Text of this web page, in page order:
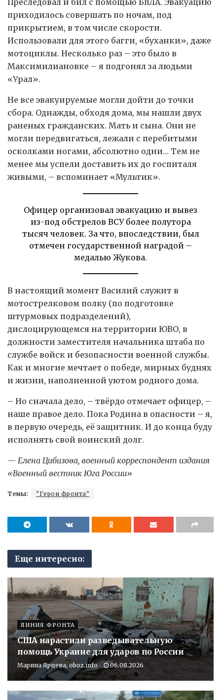
приходилось совершать по ночам, под
прикрытием, в том числе скорости.
Использовали для этого багги, «буханки», даже
мотоциклы. Несколько раз – это было в
Максимилиановке – я подгонял за людьми
«Урал».
Не все эвакуируемые могли дойти до точки
сбора. Однажды, обходя дома, мы нашли двух
раненых гражданских. Мать и сына. Они не
могли передвигаться, лежали с перебитыми
осколками ногами, абсолютно одни… Тем не
менее мы успели доставить их до госпиталя
живыми, – вспоминает «Мультик».
Офицер организовал эвакуацию и вывез
из-под обстрелов ВСУ более полутора
тысяч человек. За что, впоследствии, был
отмечен государственной наградой –
медалью Жукова.
В настоящий момент Василий служит в
мотострелковом полку (по подготовке
штурмовых подразделений),
дислоцирующемся на территории ЮВО, в
должности заместителя начальника штаба по
службе войск и безопасности военной службы.
Как и многие мечтает о победе, мирных буднях
и жизни, наполненной уютом родного дома.
– Но сначала дело, – твёрдо отмечает офицер, –
наше правое дело. Пока Родина в опасности – я,
в первую очередь, её защитник. И до конца буду
исполнять свой воинский долг.
— Елена Цибизова, военный корреспондент издания
«Военный вестник Юга России»
Темы: "Герои фронта"
Еще интересно:
ЛИНИЯ ФРОНТА
США нарастили разведывательную
помощь Украине для ударов по России
Марина Ярцева, oboz.info 06.08.2026